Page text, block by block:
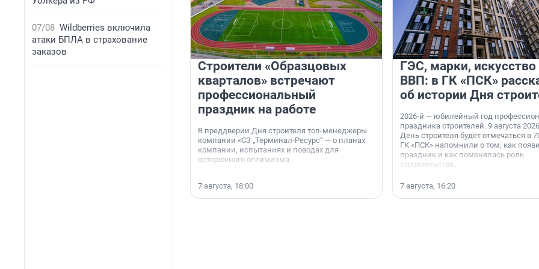
07/08 Wildberries включила
атаки БПЛА в страхование
заказов
Строители «Образцовых
кварталов» встречают
профессиональный
праздник на работе
В преддверии Дня строителя топ-менеджеры
компании «СЗ „Терминал-Ресурс“ — о планах
компании, испытаниях и поводах для
осторожного оптимизма.
7 августа, 18:00
ГЭС, марки, искусство
ВВП: в ГК «ПСК»
об истории Дня
2026-й — юбилейный год
праздника строителей. 9 августа
День строителя будет отмечаться в
ГК «ПСК» напомнили о том, как
праздник и как поменялась роль
строительства.
7 августа, 16:20